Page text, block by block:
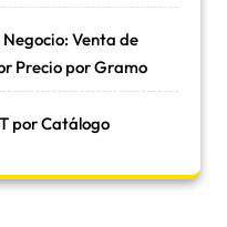
Venta de
Precio por Gramo
por Catálogo